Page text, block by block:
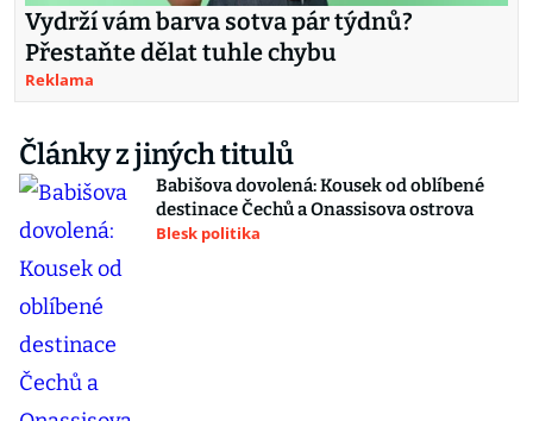
Vydrží vám barva sotva pár týdnů?
Přestaňte dělat tuhle chybu
Reklama
Články z jiných titulů
Babišova dovolená: Kousek od oblíbené
destinace Čechů a Onassisova ostrova
Blesk politika